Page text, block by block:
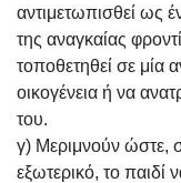
αντιμετωπισθεί ως
της αναγκαίας
τοποθετηθεί σε μία
οικογένεια ή να
του.
γ) Μεριμνούν ώστε,
εξωτερικό, το παιδί